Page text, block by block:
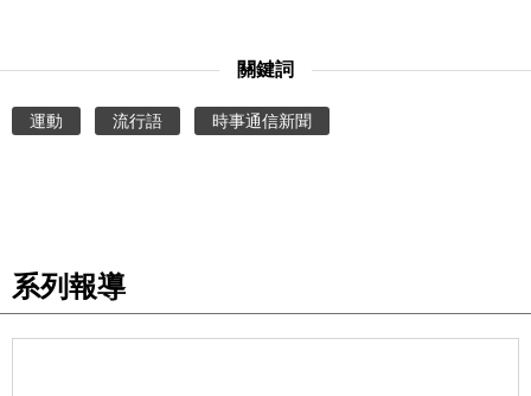
工作勞動
語言
關鍵詞
運動 流行語 時事通信新聞
系列報導